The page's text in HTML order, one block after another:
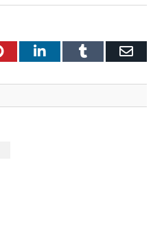
PinterestLinkedInTumblr